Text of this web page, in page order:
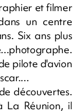
et filmer
un centre
Six ans plus
pilote d'avion
découvertes.
La Réunion, il